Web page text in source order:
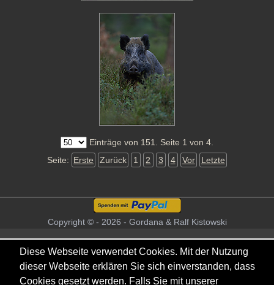
Einträge von 151. Seite 1 von 4.
Seite: Erste Zurück 1 2 3 4 Vor Letzte
Copyright © - 2026 - Gordana & Ralf Kistowski
Diese Webseite verwendet Cookies. Mit der Nutzung
dieser Webseite erklären Sie sich einverstanden, dass
Cookies gesetzt werden. Falls Sie mit unserer